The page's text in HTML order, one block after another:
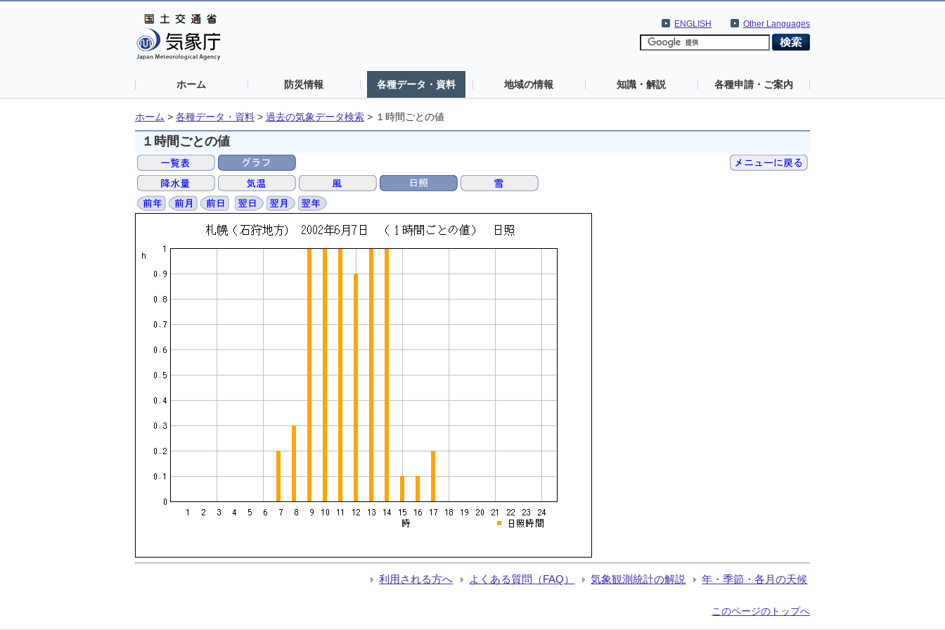
Other Languages
ENGLISH
ホーム 防災情報 各種データ・資料 地域の情報 知識・解説 各種申請・ご案内
ホーム > 各種データ・資料 > 過去の気象データ検索 > １時間ごとの値
１時間ごとの値
利用される方へ よくある質問（FAQ） 気象観測統計の解説 年・季節・各月の天候
このページのトップへ